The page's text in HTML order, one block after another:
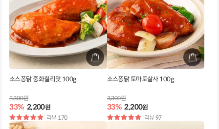
소스퐁닭 중화칠리맛 100g
33% 2,200원
3,300원
별
점
리뷰 170
소스퐁닭 토마토살사 100g
33% 2,200원
3,300원
별
점
리뷰 97